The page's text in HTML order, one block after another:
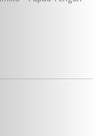
Dana kepada Sinode